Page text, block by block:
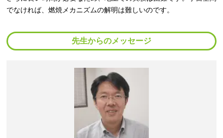
でなければ、燃焼メカニズムの解明は難しいのです。
先生からのメッセージ